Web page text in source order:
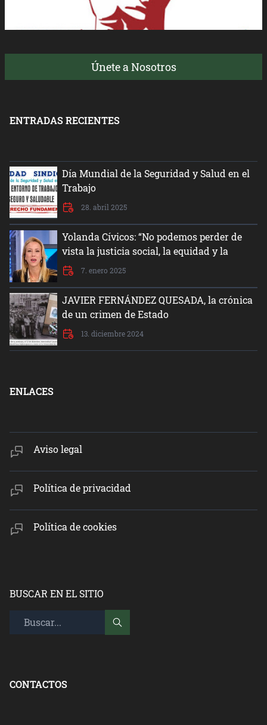
Únete a Nosotros
ENTRADAS RECIENTES
Día Mundial de la Seguridad y Salud en el
Trabajo
28. abril 2025
Yolanda Cívicos: “No podemos perder de
vista la justicia social, la equidad y la
dignidad del ser humano”
7. enero 2025
JAVIER FERNÁNDEZ QUESADA, la crónica
de un crimen de Estado
13. diciembre 2024
ENLACES
Aviso legal
Política de privacidad
Política de cookies
BUSCAR EN EL SITIO
CONTACTOS